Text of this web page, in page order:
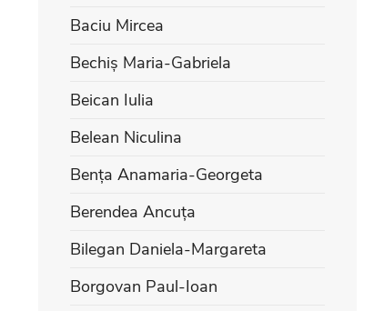
Baciu Mircea
Bechiș Maria-Gabriela
Beican Iulia
Belean Niculina
Bența Anamaria-Georgeta
Berendea Ancuța
Bilegan Daniela-Margareta
Borgovan Paul-Ioan